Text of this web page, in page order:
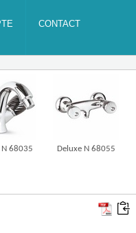
N 68035 Deluxe N 68055